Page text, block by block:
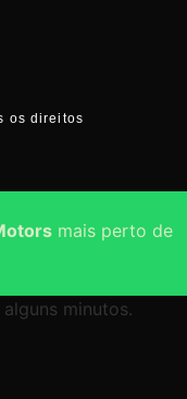
os direitos
mais perto de
minutos.